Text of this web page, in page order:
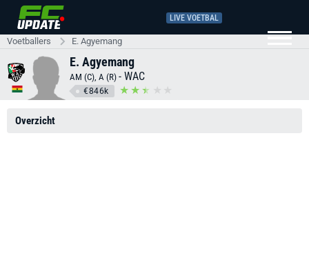
LIVE VOETBAL
Voetballers E. Agyemang
E. Agyemang
AM (C), A (R) - WAC
€846k
Overzicht